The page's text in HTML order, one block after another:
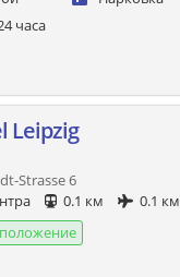
часа
Leipzig
Strasse 6
0.1 км
0.1 км